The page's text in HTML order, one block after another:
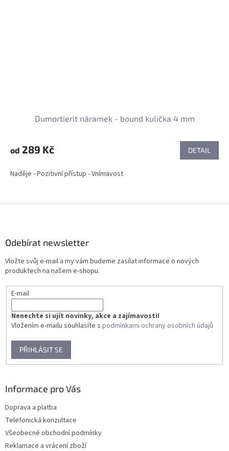
Dumortierit náramek - bound kulička 4 mm
od 289 Kč DETAIL
Naděje - Pozitivní přístup - Vnímavost
Odebírat newsletter
Vložte svůj e-mail a my vám budeme zasílat informace o nových
produktech na našem e-shopu.
E-mail
Nenechte si ujít novinky, akce a zajímavosti!
Vložením e-mailu souhlasíte s podmínkami ochrany osobních údajů
PŘIHLÁSIT SE
Informace pro Vás
Doprava a platba
Telefonická konzultace
Všeobecné obchodní podmínky
Reklamace a vrácení zboží